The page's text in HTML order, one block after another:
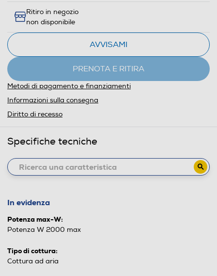
Ritiro in negozio
non disponibile
AVVISAMI
PRENOTA E RITIRA
Metodi di pagamento e finanziamenti
Informazioni sulla consegna
Diritto di recesso
Specifiche tecniche
In evidenza
Potenza max-W:
Potenza W 2000 max
Tipo di cottura:
Cottura ad aria